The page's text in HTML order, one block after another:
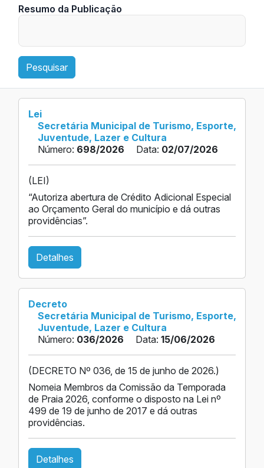
Resumo da Publicação
Pesquisar
Lei
Secretária Municipal de Turismo, Esporte,
Juventude, Lazer e Cultura
Número: 698/2026 Data: 02/07/2026
(LEI)
“Autoriza abertura de Crédito Adicional Especial
ao Orçamento Geral do município e dá outras
providências”.
Detalhes
Decreto
Secretária Municipal de Turismo, Esporte,
Juventude, Lazer e Cultura
Número: 036/2026 Data: 15/06/2026
(DECRETO Nº 036, de 15 de junho de 2026.)
Nomeia Membros da Comissão da Temporada
de Praia 2026, conforme o disposto na Lei nº
499 de 19 de junho de 2017 e dá outras
providências.
Detalhes